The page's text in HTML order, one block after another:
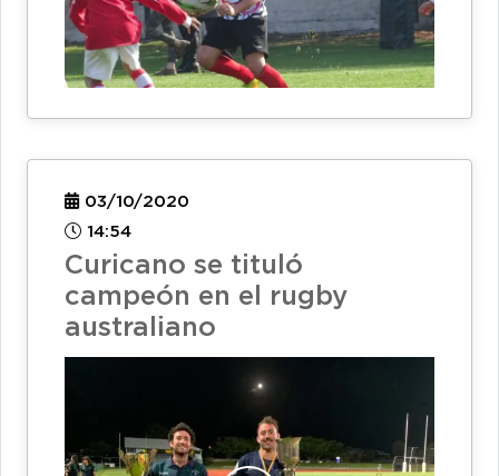
03/10/2020
14:54
Curicano se tituló
campeón en el rugby
australiano